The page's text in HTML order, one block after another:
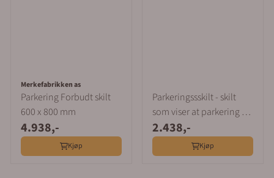
Merkefabrikken as
Parkering Forbudt skilt
600 x 800 mm
4.938,-
Kjøp
Parkeringssskilt - skilt
som viser at parkering er
tillatt
2.438,-
Kjøp